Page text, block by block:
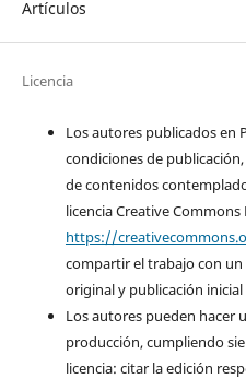
Artículos
Licencia
Los autores publicados en
condiciones de
de contenidos
licencia Creative Commons
https://
compartir el trabajo con
original y publicación
Los autores pueden hacer
producción, cumpliendo
licencia: citar la edición